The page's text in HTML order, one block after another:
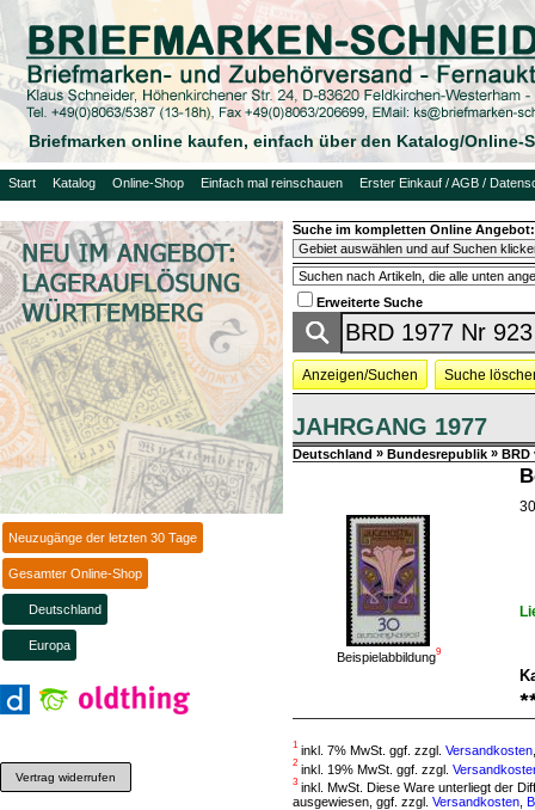
Briefmarken online kaufen, einfach über den Katalog/Online-
Start Katalog Online-Shop Einfach mal reinschauen Erster Einkauf / AGB /
Neuzugänge der letzten 30 Tage
Gesamter Online-Shop
Deutschland
Europa
Vertrag widerrufen
Suche im kompletten Online Angebot:
Erweiterte Suche
Anzeigen/Suchen Suche
JAHRGANG 1977
Deutschland » Bundesrepublik » BRD
Beispielabbildung9
1 inkl. 7% MwSt. ggf. zzgl. Versandkosten
2 inkl. 19% MwSt. ggf. zzgl.
3 inkl. MwSt. Diese Ware unterliegt der
ausgewiesen, ggf. zzgl. Versandkosten